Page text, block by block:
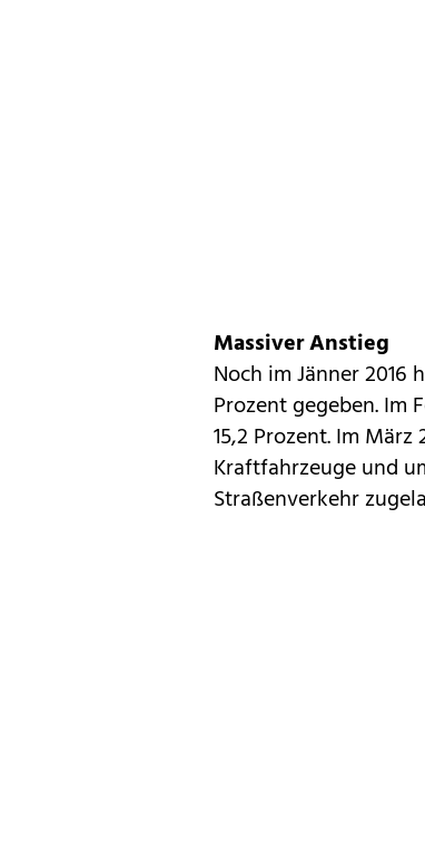
Massiver Anstieg
Noch im Jänner 2016
Prozentgegeben. Im
15,2 Prozent. Im
Kraftfahrzeuge und
Straßenverkehr